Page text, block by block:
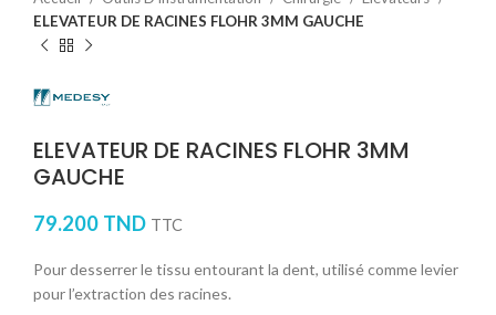
ELEVATEUR DE RACINES FLOHR 3MM GAUCHE
ELEVATEUR DE RACINES FLOHR 3MM
GAUCHE
79.200 TND TTC
Pour desserrer le tissu entourant la dent, utilisé comme levier
pour l’extraction des racines.